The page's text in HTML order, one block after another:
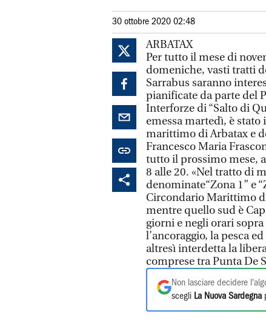
30 ottobre 2020 02:48
ARBATAX
Per tutto il mese di
domeniche, vasti tratti
Sarrabus saranno
pianificate da parte del
Interforze di “Salto di
emessa martedì, è
marittimo di Arbatax e
Francesco Maria
tutto il prossimo mese,
8 alle 20. «Nel tratto di
denominate“Zona 1” e
Circondario Marittimo
mentre quello sud è
giorni e negli orari
l’ancoraggio, la pesca
altresì interdetta la
comprese tra Punta De
Non lasciare decidere
scegli La Nuova Sardegna